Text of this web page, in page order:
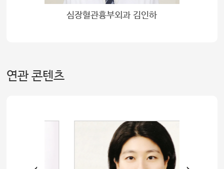
심장혈관흉부외과 김인하
연관 콘텐츠